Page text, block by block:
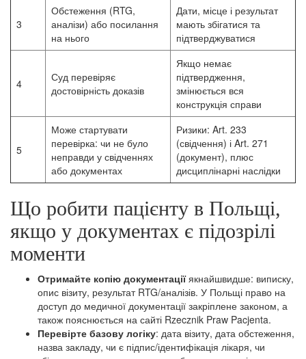
3
Обстеження (RTG,
аналізи) або посилання
на нього
Дати, місце і результат
мають збігатися та
підтверджуватися
4
Суд перевіряє
достовірність доказів
Якщо немає
підтвердження,
змінюється вся
конструкція справи
5
Може стартувати
перевірка: чи не було
неправди у свідченнях
або документах
Ризики: Art. 233
(свідчення) і Art. 271
(документ), плюс
дисциплінарні наслідки
Що робити пацієнту в Польщі,
якщо у документах є підозрілі
моменти
Отримайте копію документаціїякнайшвидше: виписку,
опис візиту, результат RTG/аналізів. У Польщі право на
доступ до медичної документації закріплене законом, а
також пояснюється на сайті Rzecznik Praw Pacjenta.
Перевірте базову логіку: дата візиту, дата обстеження,
назва закладу, чи є підпис/ідентифікація лікаря, чи